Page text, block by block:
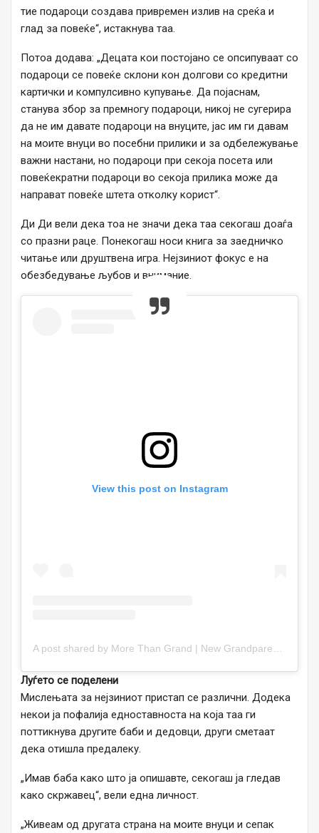
тие подароци создава привремен излив на среќа и
глад за повеќе“, истакнува таа.
Потоа додава: „Децата кои постојано се опсипуваат со
подароци се повеќе склони кон долгови со кредитни
картички и компулсивно купување. Да појаснам,
станува збор за премногу подароци, никој не сугерира
да не им давате подароци на внуците, јас им ги давам
на моите внуци во посебни прилики и за одбележување
важни настани, но подароци при секоја посета или
повеќекратни подароци во секоја прилика може да
направат повеќе штета отколку корист“.
Ди Ди вели дека тоа не значи дека таа секогаш доаѓа
со празни раце. Понекогаш носи книга за заедничко
читање или друштвена игра. Нејзиниот фокус е на
обезбедување љубов и внимание.
View this post on Instagram
Луѓето се поделени
Мислењата за нејзиниот пристап се различни. Додека
некои ја пофалија едноставноста на која таа ги
поттикнува другите баби и дедовци, други сметаат
дека отишла предалеку.
„Имав баба како што ја опишавте, секогаш ја гледав
како скржавец“, вели една личност.
„Живеам од другата страна на моите внуци и сепак